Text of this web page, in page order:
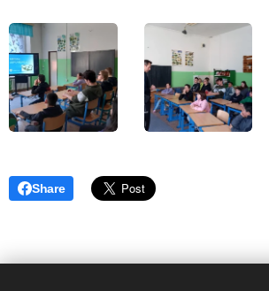
Share